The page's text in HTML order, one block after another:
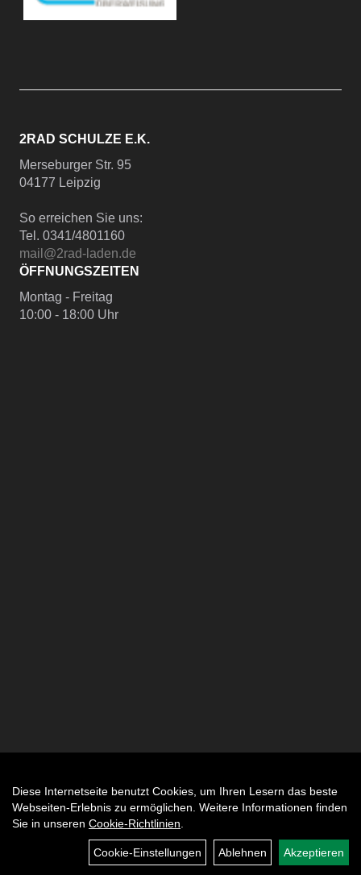
2RAD SCHULZE E.K.
Merseburger Str. 95
04177 Leipzig
So erreichen Sie uns:
Tel. 0341/4801160
mail@2rad-laden.de
ÖFFNUNGSZEITEN
Montag - Freitag
10:00 - 18:00 Uhr
Diese Internetseite benutzt Cookies, um Ihren Lesern das beste
Webseiten-Erlebnis zu ermöglichen. Weitere Informationen finden
Sie in unseren Cookie-Richtlinien
Cookie-Einstellungen Ablehnen Akzeptieren
Auftrag widerrufen